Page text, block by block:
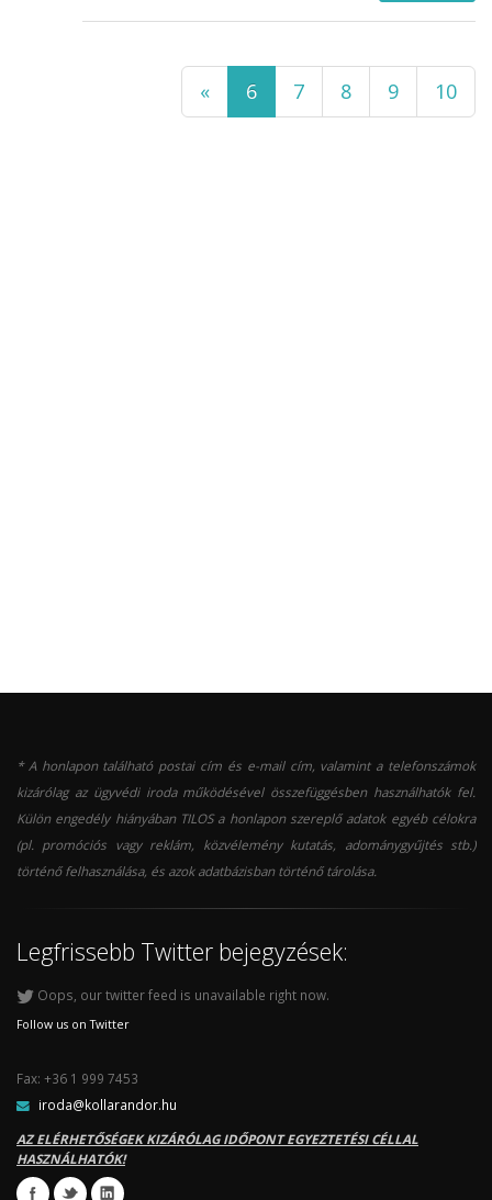
« 6 7 8 9 10
* A honlapon található postai cím és e-mail cím, valamint a telefonszámok
kizárólag az ügyvédi iroda működésével összefüggésben használhatók fel.
Külön engedély hiányában TILOS a honlapon szereplő adatok egyéb célokra
(pl. promóciós vagy reklám, közvélemény kutatás, adománygyűjtés stb.)
történő felhasználása, és azok adatbázisban történő tárolása.
Legfrissebb Twitter bejegyzések:
Oops, our twitter feed is unavailable right now.
Follow us on Twitter
Fax: +36 1 999 7453
iroda@kollarandor.hu
AZ ELÉRHETŐSÉGEK KIZÁRÓLAG IDŐPONT EGYEZTETÉSI CÉLLAL
HASZNÁLHATÓK!